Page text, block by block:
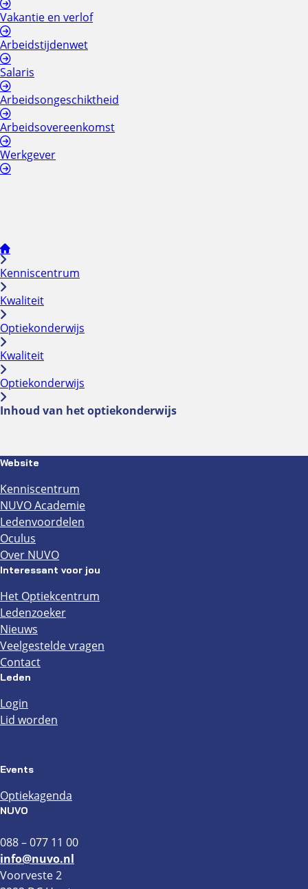
Vakantie en verlof
Arbeidstijdenwet
Salaris
Arbeidsongeschiktheid
Arbeidsovereenkomst
Werkgever
Kenniscentrum
Kwaliteit
Optiekonderwijs
Kwaliteit
Optiekonderwijs
Inhoud van het optiekonderwijs
Website
Kenniscentrum
NUVO Academie
Ledenvoordelen
Oculus
Over NUVO
Interessant voor jou
Het Optiekcentrum
Ledenzoeker
Nieuws
Veelgestelde vragen
Contact
Leden
Login
Lid worden
Events
Optiekagenda
NUVO
088 – 077 11 00
info@nuvo.nl
Voorveste 2